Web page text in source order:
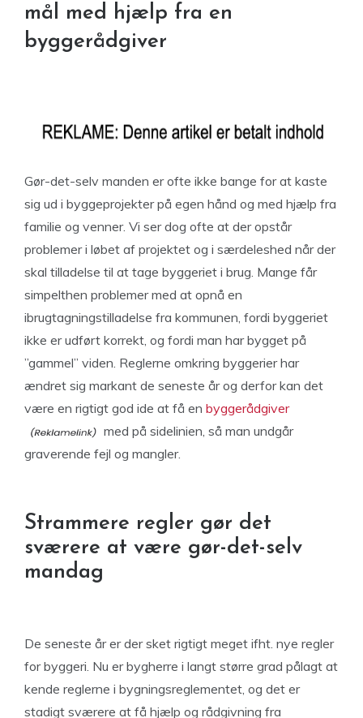
mål med hjælp fra en
byggerådgiver
Gør-det-selv manden er ofte ikke bange for at kaste
sig ud i byggeprojekter på egen hånd og med hjælp fra
familie og venner. Vi ser dog ofte at der opstår
problemer i løbet af projektet og i særdeleshed når der
skal tilladelse til at tage byggeriet i brug. Mange får
simpelthen problemer med at opnå en
ibrugtagningstilladelse fra kommunen, fordi byggeriet
ikke er udført korrekt, og fordi man har bygget på
”gammel” viden. Reglerne omkring byggerier har
ændret sig markant de seneste år og derfor kan det
være en rigtigt god ide at få en byggerådgiver
med på sidelinien, så man undgår
graverende fejl og mangler.
Strammere regler gør det
sværere at være gør-det-selv
mandag
De seneste år er der sket rigtigt meget ifht. nye regler
for byggeri. Nu er bygherre i langt større grad pålagt at
kende reglerne i bygningsreglementet, og det er
stadigt sværere at få hjælp og rådgivning fra